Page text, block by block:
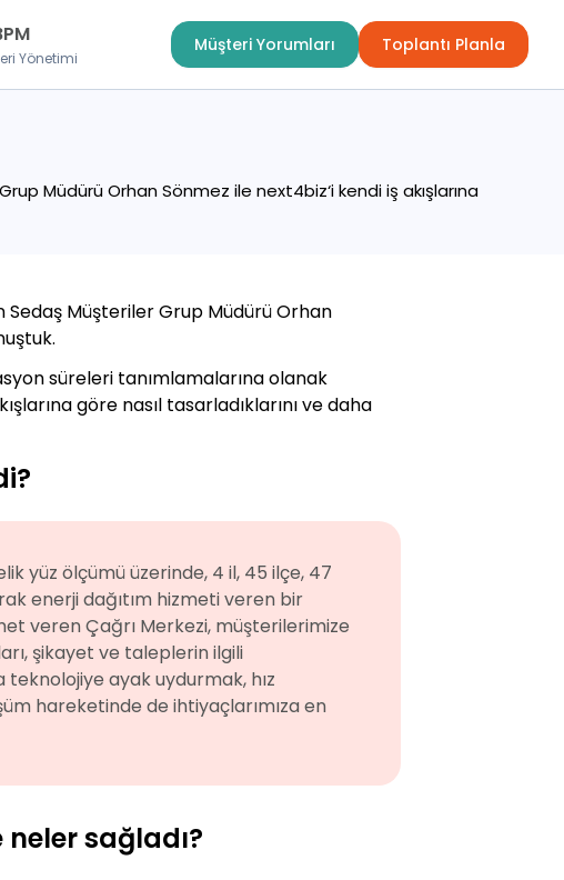
Yönetimi
Müşteri Yorumları Toplantı Planla
Müdürü Orhan Sönmez ile next4biz‘i kendi iş akışlarına
Sedaş Müşteriler Grup Müdürü Orhan
süreleri tanımlamalarına olanak
göre nasıl tasarladıklarını ve daha
yüz ölçümü üzerinde, 4 il, 45 ilçe, 47
enerji dağıtım hizmeti veren bir
veren Çağrı Merkezi, müşterilerimize
şikayet ve taleplerin ilgili
ayak uydurmak, hız
hareketinde de ihtiyaçlarımıza en
sağladı?